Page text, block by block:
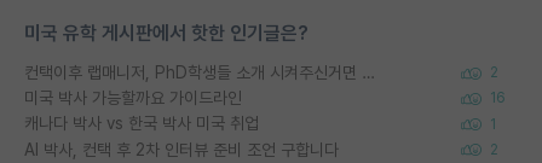
미국 유학 게시판에서 핫한 인기글은?
컨택이후 랩매니저, PhD학생들 소개 시켜주신거면 거의 컨펌에 가깝나요? 2
미국 박사 가능할까요 가이드라인 16
캐나다 박사 vs 한국 박사 미국 취업 1
AI 박사, 컨택 후 2차 인터뷰 준비 조언 구합니다 2